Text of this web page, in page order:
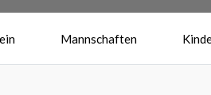
Mannschaften